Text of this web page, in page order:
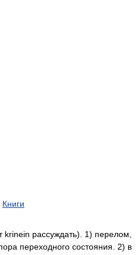
Книги
krinein рассуждать). 1) перелом,
переходного состояния. 2) в